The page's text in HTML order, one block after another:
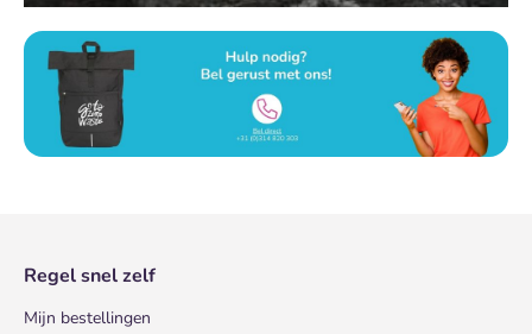
Regel snel zelf
Mijn bestellingen